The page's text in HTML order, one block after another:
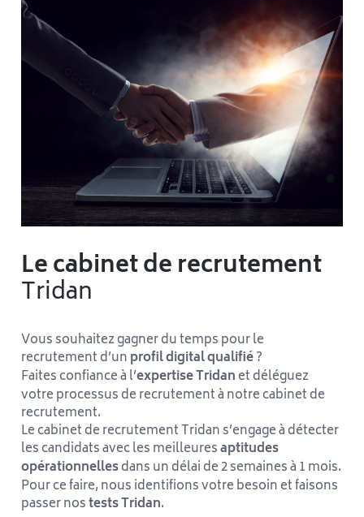
Le cabinet de recrutement
Tridan
Vous souhaitez gagner du temps pour le
recrutement d’unprofil digital qualifié?
Faites confiance à l’expertise Tridanet déléguez
votre processus de recrutement à notre cabinet de
recrutement.
Le cabinet de recrutement Tridan s’engage à détecter
les candidats avec les meilleuresaptitudes
opérationnellesdans un délai de 2 semaines à 1 mois.
Pour ce faire, nous identifions votre besoin et faisons
passer nostests Tridan.